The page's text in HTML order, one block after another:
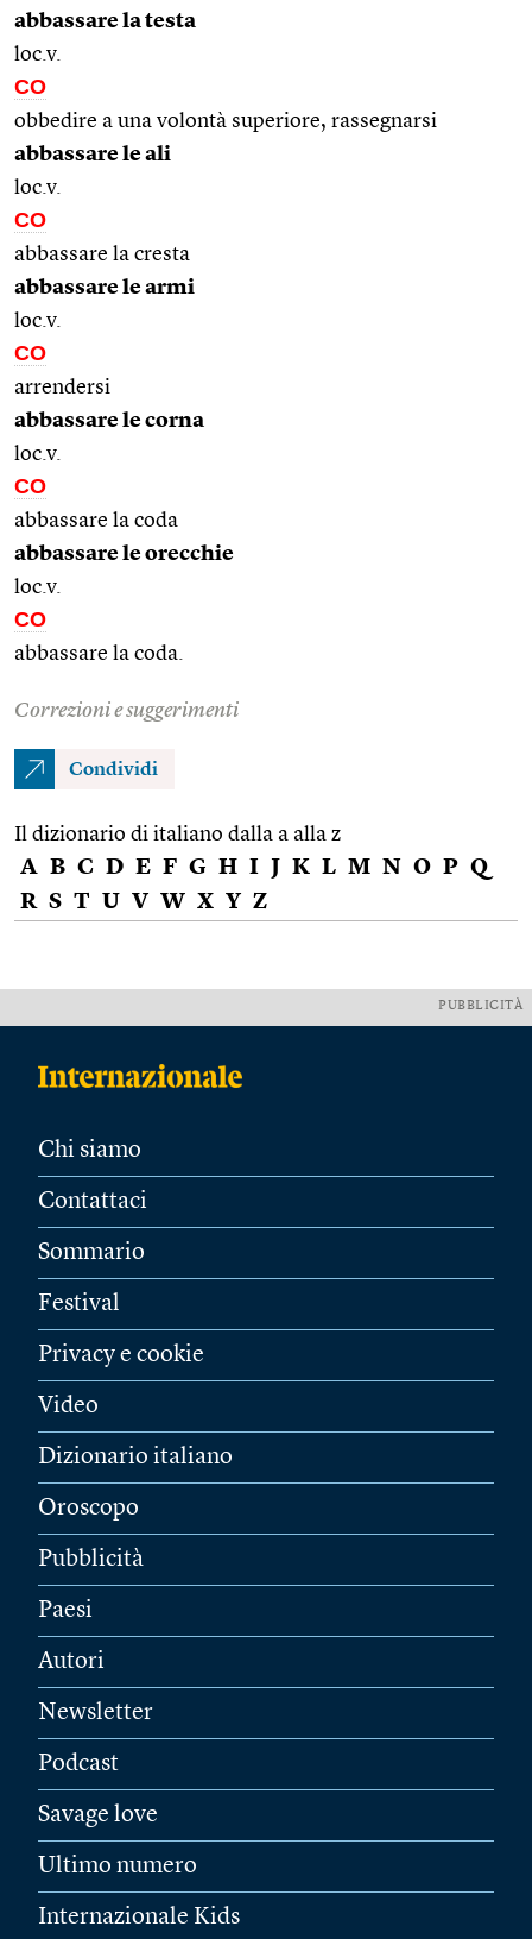
abbassare la testa
loc.v.
CO
obbedire a una volontà superiore, rassegnarsi
abbassare le ali
loc.v.
CO
abbassare la cresta
abbassare le armi
loc.v.
CO
arrendersi
abbassare le corna
loc.v.
CO
abbassare la coda
abbassare le orecchie
loc.v.
CO
abbassare la coda.
Correzioni e suggerimenti
Condividi
Il dizionario di italiano dalla a alla z
A B C D E F G H I J K L M N O P Q
R S T U V W X Y Z
PUBBLICITÀ
Chi siamo
Contattaci
Sommario
Festival
Privacy e cookie
Video
Dizionario italiano
Oroscopo
Pubblicità
Paesi
Autori
Newsletter
Podcast
Savage love
Ultimo numero
Internazionale Kids